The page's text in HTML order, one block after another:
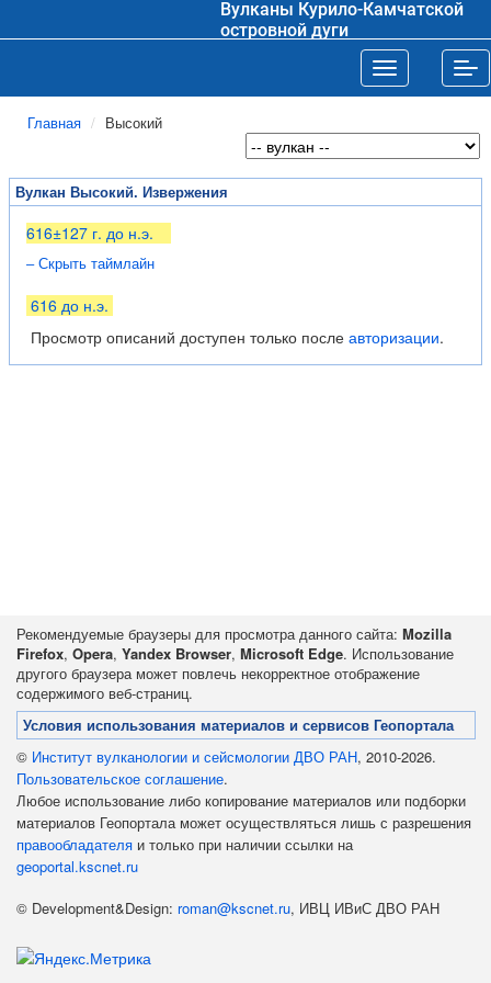
Вулканы Курило-Камчатской
островной дуги
Toggle
Главная Высокий
Вулкан Высокий. Извержения
616±127 г. до н.э.
– Скрыть таймлайн
616 до н.э.
Просмотр описаний доступен только после авторизации.
Рекомендуемые браузеры для просмотра данного сайта: Mozilla
Firefox, Opera, Yandex Browser, Microsoft Edge. Использование
другого браузера может повлечь некорректное отображение
содержимого веб-страниц.
Условия использования материалов и сервисов Геопортала
© Институт вулканологии и сейсмологии ДВО РАН, 2010-2026.
Пользовательское соглашение.
Любое использование либо копирование материалов или подборки
материалов Геопортала может осуществляться лишь с разрешения
правообладателя и только при наличии ссылки на
geoportal.kscnet.ru
© Development&Design: roman@kscnet.ru, ИВЦ ИВиС ДВО РАН